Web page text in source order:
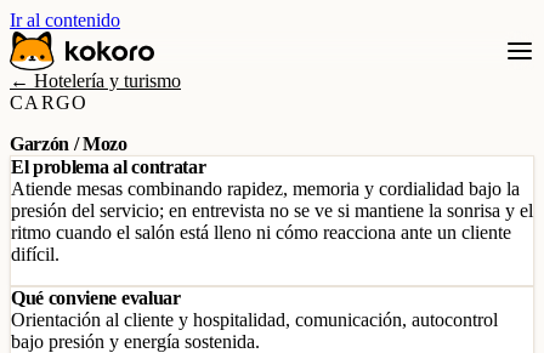
Ir al contenido
← Hotelería y turismo
CARGO
Garzón / Mozo
El problema al contratar
Atiende mesas combinando rapidez, memoria y cordialidad bajo la
presión del servicio; en entrevista no se ve si mantiene la sonrisa y el
ritmo cuando el salón está lleno ni cómo reacciona ante un cliente
difícil.
Qué conviene evaluar
Orientación al cliente y hospitalidad, comunicación, autocontrol
bajo presión y energía sostenida.